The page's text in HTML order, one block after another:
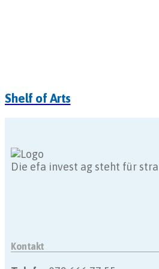
Shelf of Arts
Die efa invest ag steht für
Kontakt